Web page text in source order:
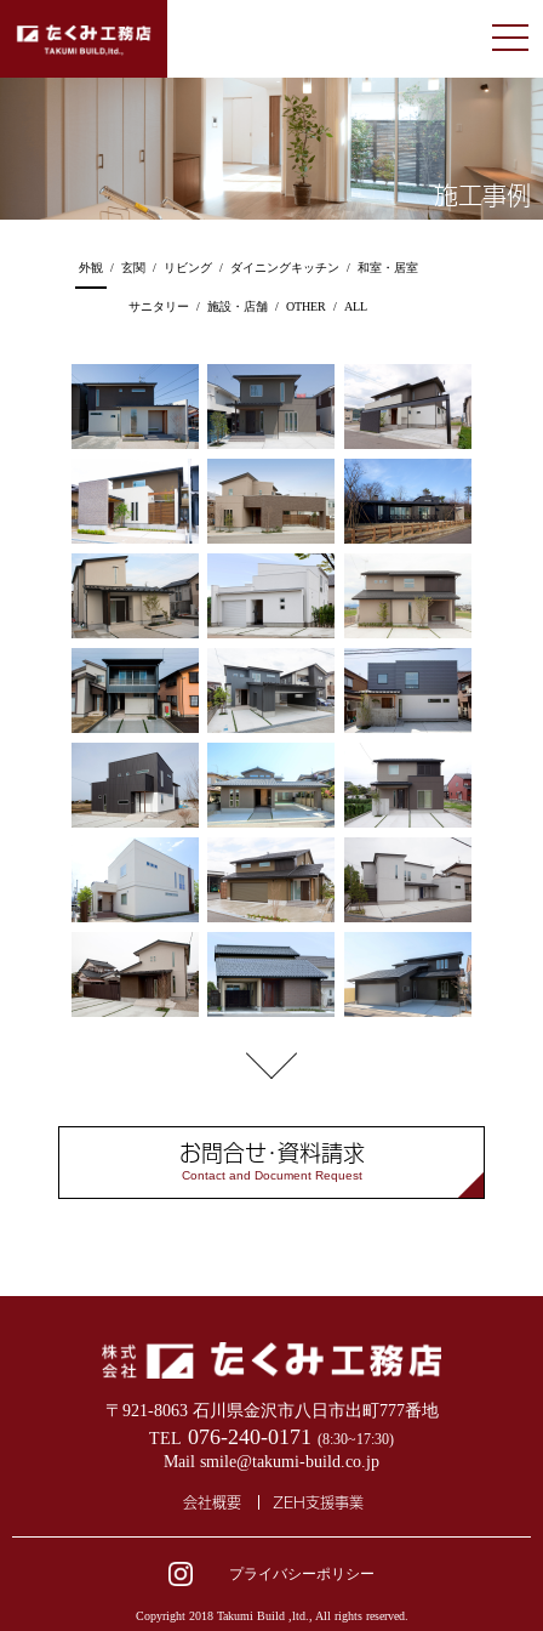
施工事例
外観 / 玄関 / リビング / ダイニングキッチン / 和室・居室
サニタリー / 施設・店舗 / OTHER / ALL
お問合せ･資料請求
Contact and Document Request
〒921-8063 石川県金沢市八日市出町777番地
TEL 076-240-0171 (8:30~17:30)
Mail smile@takumi-build.co.jp
会社概要 ZEH支援事業
プライバシーポリシー
Copyright 2018 Takumi Build ,ltd., All rights reserved.